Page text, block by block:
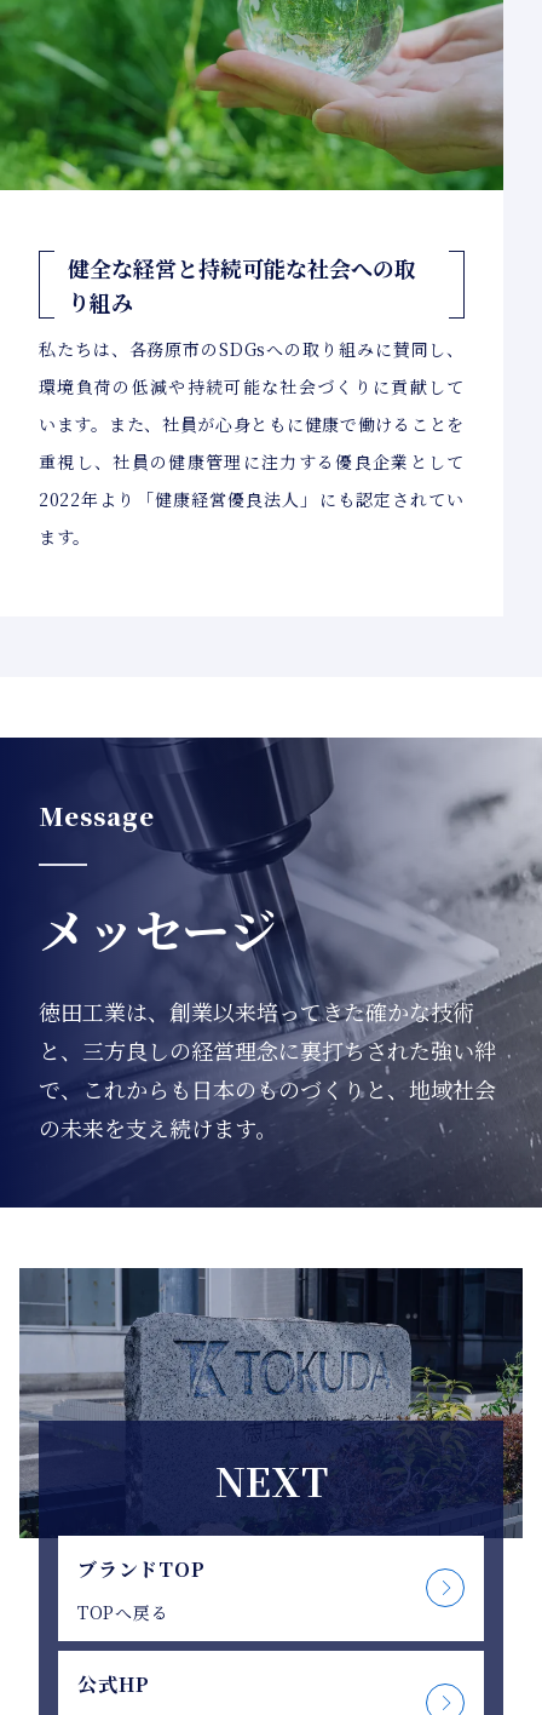
健全な経営と持続可能な社会への取
り組み
私たちは、各務原市のSDGsへの取り組みに賛同し、
環境負荷の低減や持続可能な社会づくりに貢献して
います。また、社員が心身ともに健康で働けることを
重視し、社員の健康管理に注力する優良企業として
2022年より「健康経営優良法人」にも認定されてい
ます。
Message
メッセージ
徳田工業は、創業以来培ってきた確かな技術
と、三方良しの経営理念に裏打ちされた強い絆
で、これからも日本のものづくりと、地域社会
の未来を支え続けます。
NEXT
ブランドTOP
TOPへ戻る
公式HP